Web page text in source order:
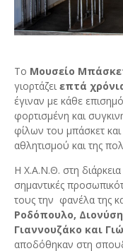
Το Μουσείο
γιορτάζειεπτά
έγιναν με κάθε
φορτισμένη και
φίλων του μπάσκετ
αθλητισμού και της
Η Χ.Α.Ν.Θ. στη διάρκεια
σημαντικές
τους την φανέλα της
Ροδόπουλο,
Γιαννουζάκο και
αποδόθηκαν στη